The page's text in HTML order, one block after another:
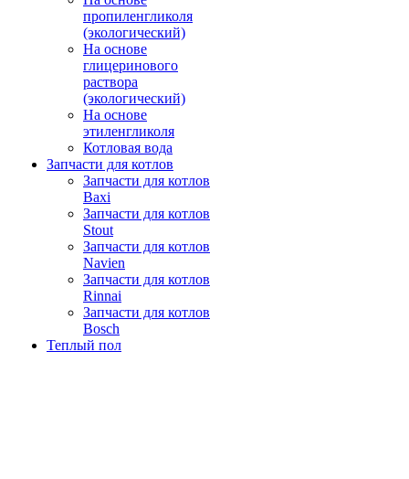
пропиленгликоля
(экологический)
На основе
глицеринового
раствора
(экологический)
На основе
этиленгликоля
Котловая вода
Запчасти для котлов
Запчасти для котлов
Baxi
Запчасти для котлов
Stout
Запчасти для котлов
Navien
Запчасти для котлов
Rinnai
Запчасти для котлов
Bosch
Теплый пол